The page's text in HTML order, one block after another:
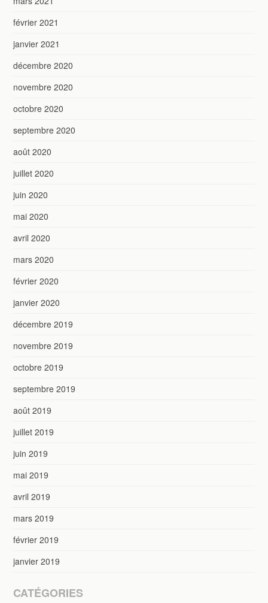
février 2021
janvier 2021
décembre 2020
novembre 2020
octobre 2020
septembre 2020
août 2020
juillet 2020
juin 2020
mai 2020
avril 2020
mars 2020
février 2020
janvier 2020
décembre 2019
novembre 2019
octobre 2019
septembre 2019
août 2019
juillet 2019
juin 2019
mai 2019
avril 2019
mars 2019
février 2019
janvier 2019
CATÉGORIES